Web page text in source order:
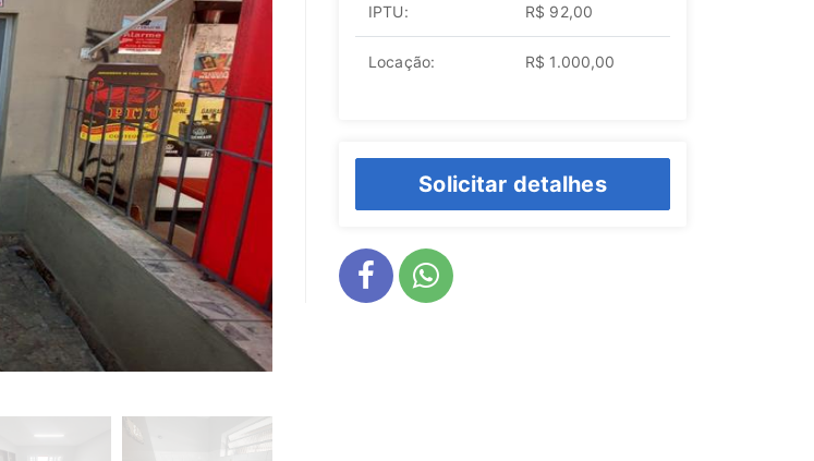
IPTU: R$ 92,00
Locação: R$ 1.000,00
Solicitar detalhes